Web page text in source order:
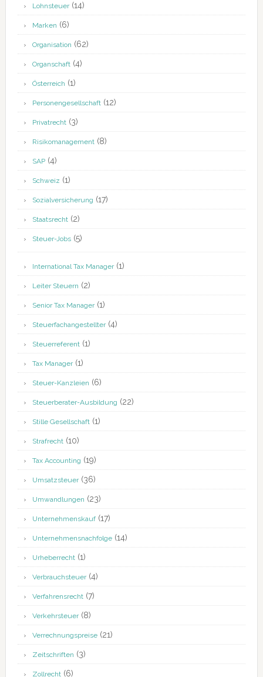
Lohnsteuer(14)
Marken (6)
Organisation (62)
Organschaft(4)
Österreich (1)
Personengesellschaft(12)
Privatrecht(3)
Risikomanagement(8)
SAP(4)
Schweiz (1)
Sozialversicherung (17)
Staatsrecht(2)
Steuer-Jobs(5)
International Tax Manager(1)
Leiter Steuern (2)
Senior Tax Manager(1)
Steuerfachangestellter(4)
Steuerreferent(1)
Tax Manager(1)
Steuer-Kanzleien (6)
Steuerberater-Ausbildung (22)
Stille Gesellschaft(1)
Strafrecht(10)
Tax Accounting (19)
Umsatzsteuer(36)
Umwandlungen (23)
Unternehmenskauf(17)
Unternehmensnachfolge(14)
Urheberrecht(1)
Verbrauchsteuer(4)
Verfahrensrecht(7)
Verkehrsteuer(8)
Verrechnungspreise(21)
Zeitschriften (3)
Zollrecht(6)